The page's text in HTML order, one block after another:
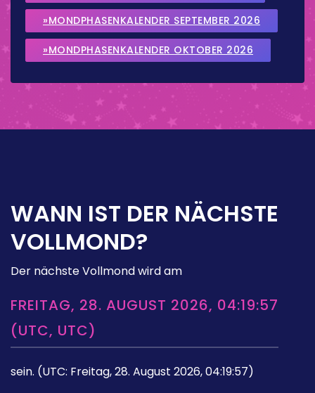
»MONDPHASENKALENDER SEPTEMBER 2026
»MONDPHASENKALENDER OKTOBER 2026
WANN IST DER NÄCHSTE
VOLLMOND?
Der nächste Vollmond wird am
FREITAG, 28. AUGUST 2026, 04:19:57
(UTC, UTC)
sein. (UTC: Freitag, 28. August 2026, 04:19:57)